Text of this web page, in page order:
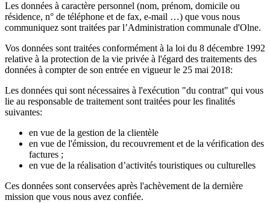
Les données à caractère personnel (nom, prénom, domicile ou
résidence, n° de téléphone et de fax, e-mail …) que vous nous
communiquez sont traitées par l’Administration communale d'Olne.
Vos données sont traitées conformément à la loi du 8 décembre 1992
relative à la protection de la vie privée à l'égard des traitements des
données à compter de son entrée en vigueur le 25 mai 2018:
Les données qui sont nécessaires à l'exécution "du contrat" qui vous
lie au responsable de traitement sont traitées pour les finalités
suivantes:
en vue de la gestion de la clientèle
en vue de l'émission, du recouvrement et de la vérification des
factures ;
en vue de la réalisation d’activités touristiques ou culturelles
Ces données sont conservées après l'achèvement de la dernière
mission que vous nous avez confiée.